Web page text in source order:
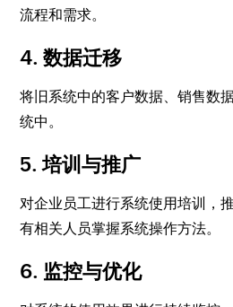
流程和需求。
4. 数据迁移
将旧系统中的客户数据、销售数
统中。
5. 培训与推广
对企业员工进行系统使用培训，
有相关人员掌握系统操作方法。
6. 监控与优化